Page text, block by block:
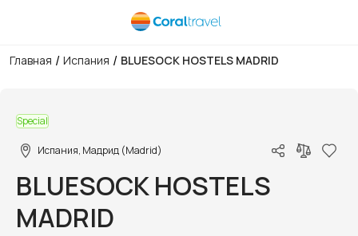
Главная / Испания / BLUESOCK HOSTELS MADRID
Special
Испания, Мадрид (Madrid)
BLUESOCK HOSTELS
MADRID